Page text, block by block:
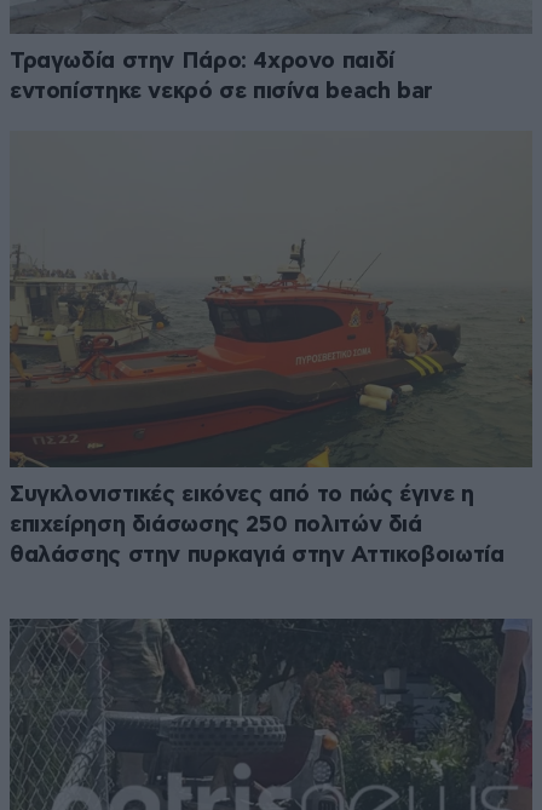
Τραγωδία στην Πάρο: 4χρονο παιδί
εντοπίστηκε νεκρό σε πισίνα beach bar
Συγκλονιστικές εικόνες από το πώς έγινε η
επιχείρηση διάσωσης 250 πολιτών διά
θαλάσσης στην πυρκαγιά στην Αττικοβοιωτία